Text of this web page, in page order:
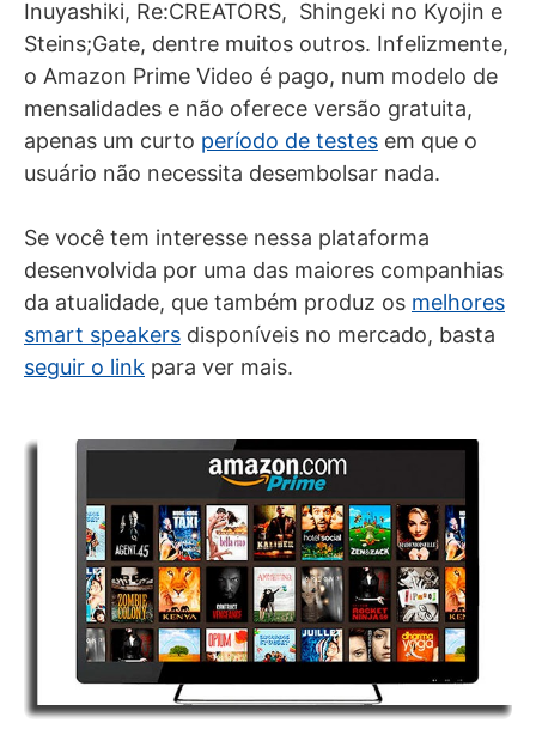
Inuyashiki, Re:CREATORS, Shingeki no Kyojin e
Steins;Gate, dentre muitos outros. Infelizmente,
o Amazon Prime Video é pago, num modelo de
mensalidades e não oferece versão gratuita,
apenas um curto período de testes em que o
usuário não necessita desembolsar nada.
Se você tem interesse nessa plataforma
desenvolvida por uma das maiores companhias
da atualidade, que também produz os melhores
smart speakers disponíveis no mercado, basta
seguir o link para ver mais.